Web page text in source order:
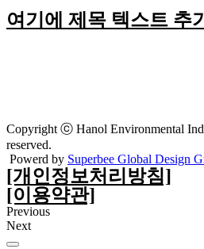
여기에 제목 텍스트 추
Copyright ⓒ Hanol Environmental
reserved.
Powerd by Superbee Global Design
[개인정보처리방침]
[이용약관]
Previous
Next